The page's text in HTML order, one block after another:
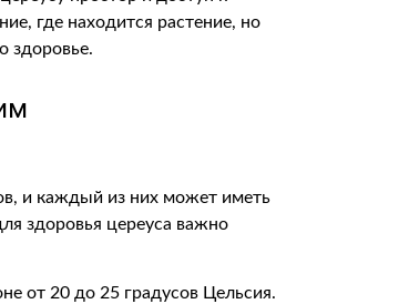
где находится растение, но
здоровье.
и каждый из них может иметь
здоровья цереуса важно
от 20 до 25 градусов Цельсия.